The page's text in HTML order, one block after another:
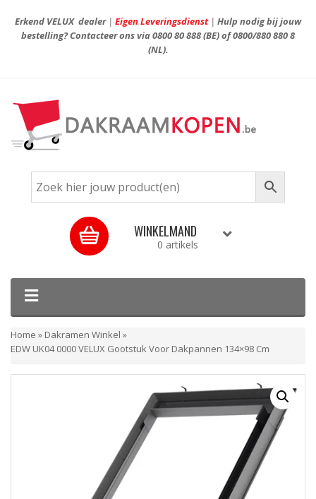
Erkend VELUX dealer| Eigen Leveringsdienst| Hulp nodig bij jouw
bestelling? Contacteer ons via0800 80 888(BE) of0800/880 880 8
(NL).
WINKELMAND
0 artikels
Home » Dakramen Winkel »
EDW UK04 0000 VELUX Gootstuk Voor Dakpannen 134×98 Cm